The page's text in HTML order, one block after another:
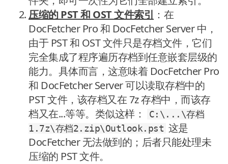
压缩的 PST 和 OST 文件索引 ：在
DocFetcher Pro 和 DocFetcher Server 中，
由于 PST 和 OST 文件只是存档文件，它们
完全集成了程序遍历存档到任意嵌套层级的
能力。具体而言，这意味着 DocFetcher Pro
和 DocFetcher Server 可以读取存档中的
PST 文件，该存档又在 7z 存档中，而该存
档又在...等等。类似这样：
C:\...\存档
1.7z\存档2.zip\Outlook.pst 这是
DocFetcher 无法做到的；后者只能处理未
压缩的 PST 文件。